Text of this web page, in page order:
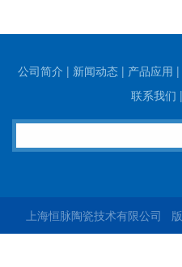
公司简介 | 新闻动态 | 产品应用 |
联系我们 |
上海恒脉陶瓷技术有限公司